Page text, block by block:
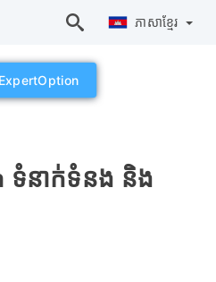
ភាសាខ្មែរ
នាក់ទំនង និង